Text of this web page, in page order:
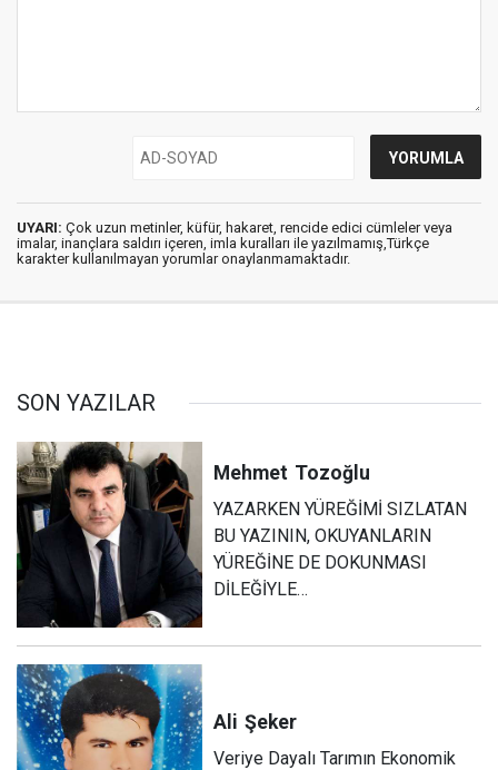
UYARI: Çok uzun metinler, küfür, hakaret, rencide edici cümleler veya
imalar, inançlara saldırı içeren, imla kuralları ile yazılmamış,Türkçe
karakter kullanılmayan yorumlar onaylanmamaktadır.
SON YAZILAR
Mehmet Tozoğlu
YAZARKEN YÜREĞİMİ SIZLATAN
BU YAZININ, OKUYANLARIN
YÜREĞİNE DE DOKUNMASI
DİLEĞİYLE…
Ali Şeker
Veriye Dayalı Tarımın Ekonomik